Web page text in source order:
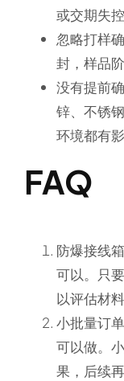
或交期失
忽略打样
封，样品
没有提前
锌、不锈
环境都有
FAQ
防爆接线
可以。只
以评估材
小批量订
可以做。
果，后续